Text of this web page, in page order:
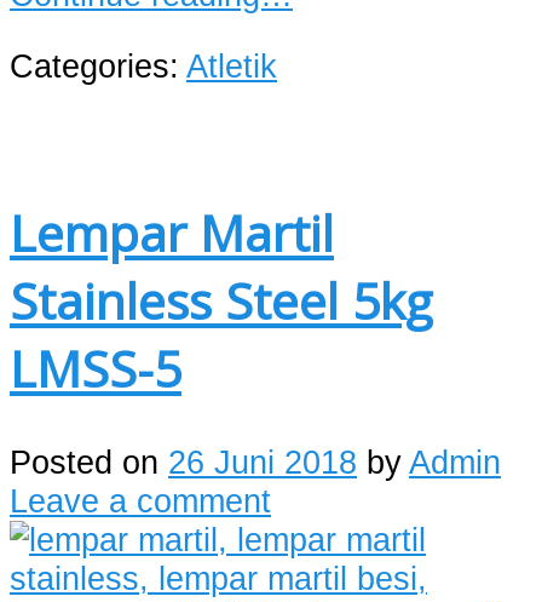
Categories: Atletik
Lempar Martil
Stainless Steel 5kg
LMSS-5
Posted on 26 Juni 2018 byAdmin
Leave a comment